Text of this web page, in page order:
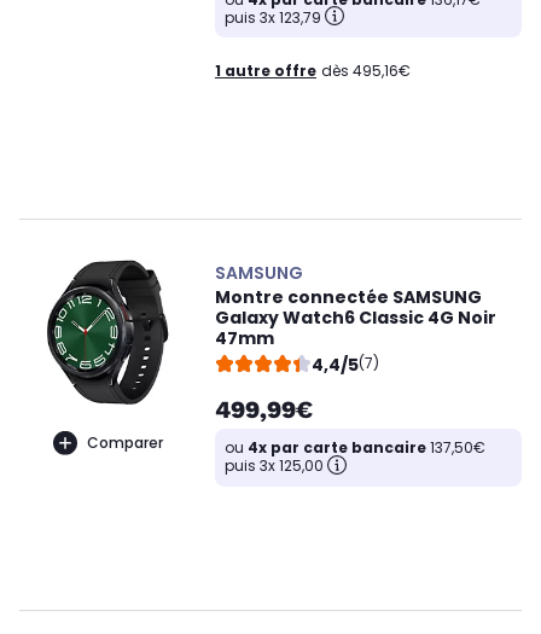
puis 3x 123,79
1 autre offre dès 495,16€
Comparer
SAMSUNG
Montre connectée SAMSUNG
Galaxy Watch6 Classic 4G Noir
47mm
4,4/5(7)
499,99€
ou 4x par carte bancaire137,50€
puis 3x 125,00